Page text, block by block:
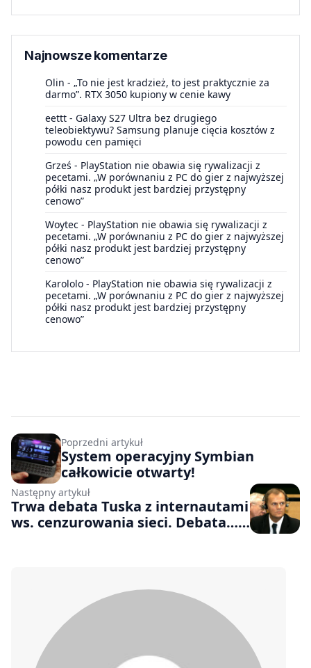
Najnowsze komentarze
Olin - „To nie jest kradzież, to jest praktycznie za
darmo”. RTX 3050 kupiony w cenie kawy
eettt - Galaxy S27 Ultra bez drugiego
teleobiektywu? Samsung planuje cięcia kosztów z
powodu cen pamięci
Grześ - PlayStation nie obawia się rywalizacji z
pecetami. „W porównaniu z PC do gier z najwyższej
półki nasz produkt jest bardziej przystępny
cenowo”
Woytec - PlayStation nie obawia się rywalizacji z
pecetami. „W porównaniu z PC do gier z najwyższej
półki nasz produkt jest bardziej przystępny
cenowo”
Karololo - PlayStation nie obawia się rywalizacji z
pecetami. „W porównaniu z PC do gier z najwyższej
półki nasz produkt jest bardziej przystępny
cenowo”
Poprzedni artykuł
System operacyjny Symbian
całkowicie otwarty!
Następny artykuł
Trwa debata Tuska z internautami
ws. cenzurowania sieci. Debata…